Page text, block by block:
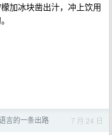
加冰块凿出汁，冲上饮用
言的一条出路 7 月 24 日